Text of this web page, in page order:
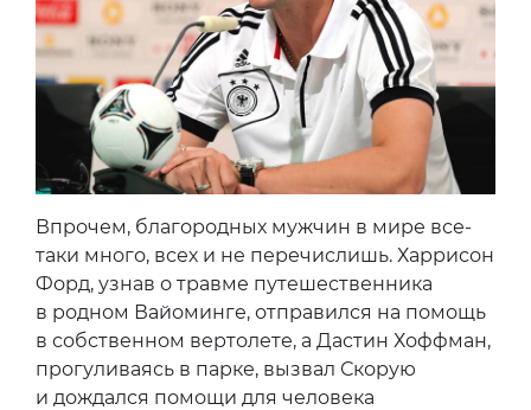
Впрочем, благородных мужчин в мире все-
таки много, всех и не перечислишь. Харрисон
Форд, узнав о травме путешественника
в родном Вайоминге, отправился на помощь
в собственном вертолете, а Дастин Хоффман,
прогуливаясь в парке, вызвал Скорую
и дождался помощи для человека